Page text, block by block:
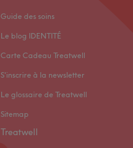
Guide des soins
Le blog IDENTITÉ
Carte Cadeau Treatwell
S'inscrire à la newsletter
Le glossaire de Treatwell
Sitemap
Treatwell